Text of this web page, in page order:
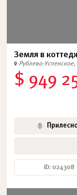
Земля в
Рублево-
$ 949
ID: 024308